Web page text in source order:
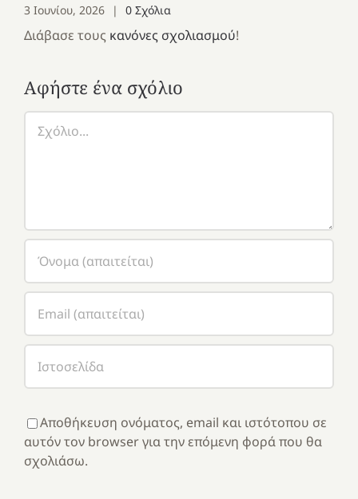
3 Ιουνίου, 2026 | 0 Σχόλια
Διάβασε τους κανόνες σχολιασμού!
Αφήστε ένα σχόλιο
Σχόλιο
Αποθήκευση ονόματος, email και ιστότοπου σε
αυτόν τον browser για την επόμενη φορά που θα
σχολιάσω.